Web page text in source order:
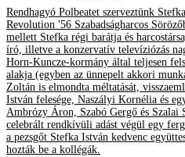
Rendhagyó Polbeatet szerveztünk
Revolution '56 Szabadságharcos
mellett Stefka régi barátja és
író, illetve a konzervatív televíziózás
Horn-Kuncze-kormány által teljesen
alakja (egyben az ünnepelt akkori
Zoltán is elmondta méltatását,
István felesége, Naszályi Kornélia és
Ambrózy Áron, Szabó Gergő és
celebrált rendkívüli adást végül egy
a pezsgőt Stefka István kedvenc
hozták be a kollégák.